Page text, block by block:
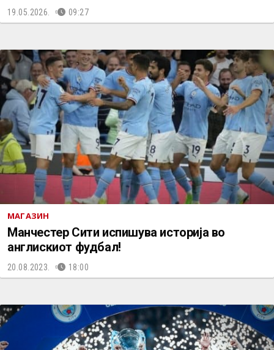
19.05.2026. 09:27
МАГАЗИН
Манчестер Сити испишува историја во
англискиот фудбал!
20.08.2023. 18:00